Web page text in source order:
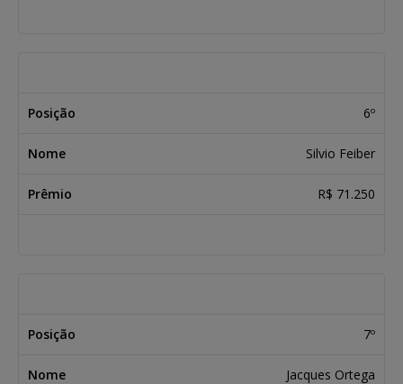
6º
Silvio Feiber
R$ 71.250
7º
Jacques Ortega